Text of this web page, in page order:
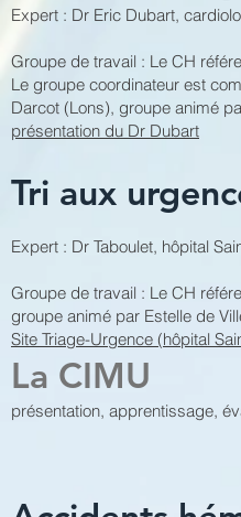
Expert : Dr Eric Dubart,
Groupe de travail : Le CH
Le groupe coordinateur est
Darcot (Lons), groupe animé
présentation du Dr Dubart
Tri aux
Expert : Dr Taboulet, hôpital
Groupe de travail : Le CH
groupe animé par Estelle de
Site Triage-Urgence (hôpital
La CIMU
présentation, apprentissage,